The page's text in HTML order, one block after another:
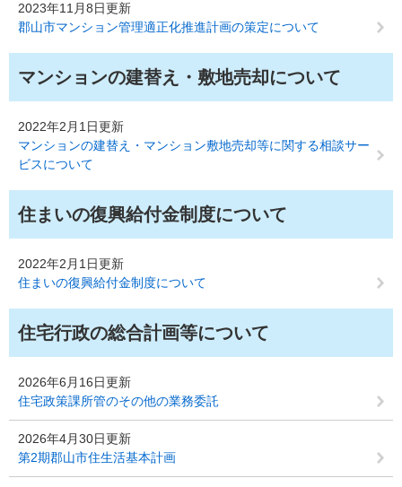
2023年11月8日更新
郡山市マンション管理適正化推進計画の策定について
マンションの建替え・敷地売却について
2022年2月1日更新
マンションの建替え・マンション敷地売却等に関する相談サー
ビスについて
住まいの復興給付金制度について
2022年2月1日更新
住まいの復興給付金制度について
住宅行政の総合計画等について
2026年6月16日更新
住宅政策課所管のその他の業務委託
2026年4月30日更新
第2期郡山市住生活基本計画